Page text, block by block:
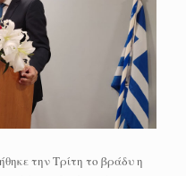
την Τρίτη το βράδυ η